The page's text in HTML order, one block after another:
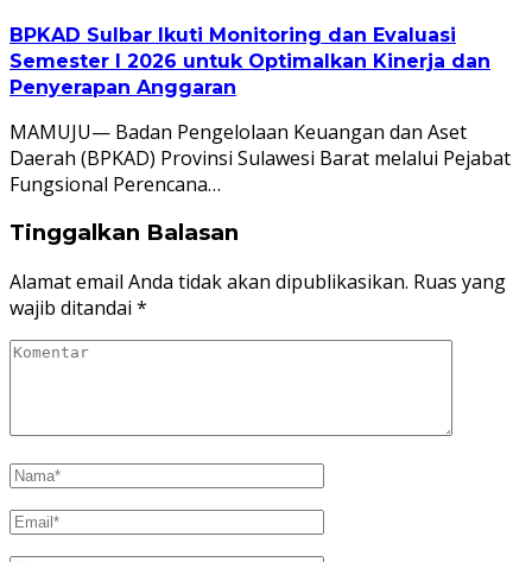
BPKAD Sulbar Ikuti Monitoring dan Evaluasi
Semester I 2026 untuk Optimalkan Kinerja dan
Penyerapan Anggaran
MAMUJU— Badan Pengelolaan Keuangan dan Aset
Daerah (BPKAD) Provinsi Sulawesi Barat melalui Pejabat
Fungsional Perencana…
Tinggalkan Balasan
Alamat email Anda tidak akan dipublikasikan. Ruas yang
wajib ditandai *